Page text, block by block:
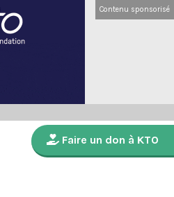
Contenu sponsorisé
Faire un don à KTO